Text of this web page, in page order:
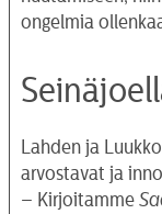
ongelmia
Lahden ja
arvostavat ja
– Kirjoitamme